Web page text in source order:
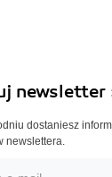
newsletter
dostaniesz
newslettera.